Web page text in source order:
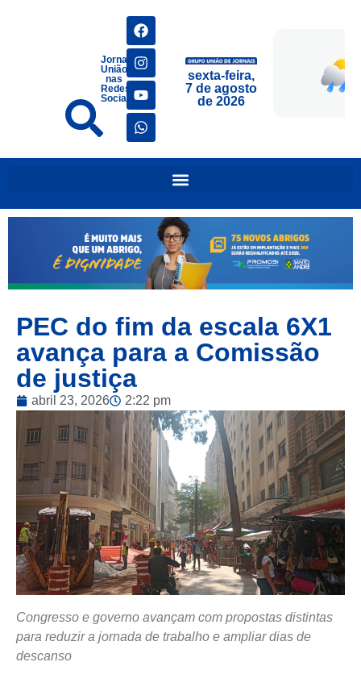
Jornais
União
nas
Redes
Sociais
sexta-feira,
7 de agosto
de 2026
PEC do fim da escala 6X1
avança para a Comissão
de justiça
abril 23, 2026 2:22 pm
Congresso e governo avançam com propostas distintas
para reduzir a jornada de trabalho e ampliar dias de
descanso